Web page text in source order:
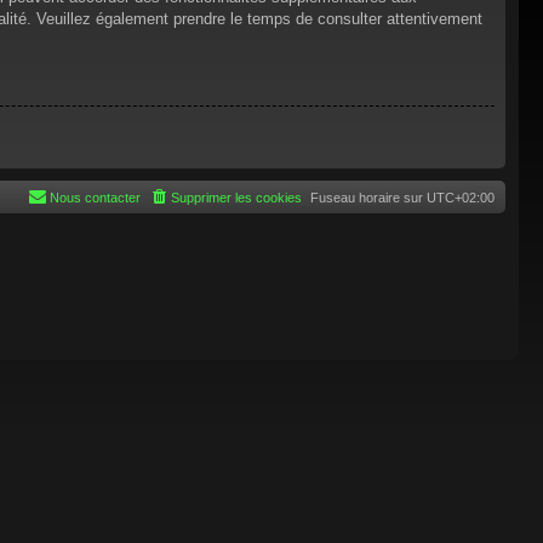
Veuillez également prendre le temps de consulter attentivement
Fuseau horaire sur UTC+02:00
Supprimer les cookies
Nous contacter